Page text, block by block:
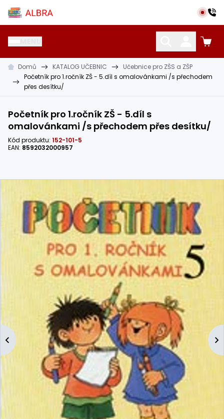
Přeskočit na hlavní obsah
Albra s.r.o.
KATALOG UČEBNIC CIZÍ JAZYKY OSTATNÍ POMŮCKY
Domů KATALOG UČEBNIC
Učebnice pro ZŠS a ZŠP
Početník pro 1.ročník ZŠ - 5.díl s omalovánkami /s přechodem
přes desítku/
Početník pro 1.ročník ZŠ - 5.díl s
omalovánkami /s přechodem přes desítku/
Kód produktu: 152-101-5
EAN: 8592032000957